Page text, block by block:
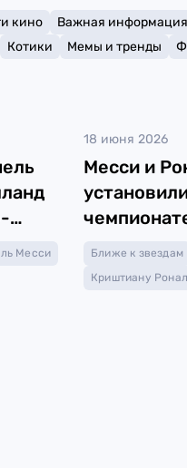
кино Важная информация
Котики Мемы и тренды
Месси
18 июня 2026
Месси и
Ближе к звездам
Криштиану